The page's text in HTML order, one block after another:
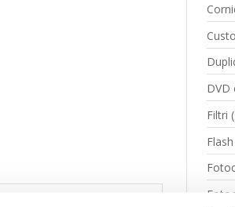
DVD
Filtri
Flash